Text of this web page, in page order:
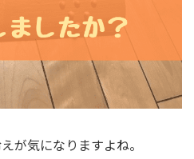
が気になりますよね。